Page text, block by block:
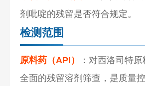
剂吡啶的残留是否符合规定。
检测范围
原料药（API）
：对西洛司特
全面的残留溶剂筛查，是质量